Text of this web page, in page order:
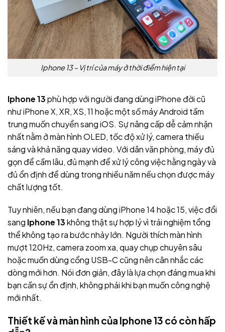
Iphone 13 – Vị trí của máy ở thời điểm hiện tại
Iphone 13phù hợp với người đang dùng iPhone đời cũ
như iPhone X, XR, XS, 11 hoặc một số máy Android tầm
trung muốn chuyển sang iOS. Sự nâng cấp dễ cảm nhận
nhất nằm ở màn hình OLED, tốc độ xử lý, camera thiếu
sáng và khả năng quay video. Với dân văn phòng, máy đủ
gọn để cầm lâu, đủ mạnh để xử lý công việc hằng ngày và
đủ ổn định để dùng trong nhiều năm nếu chọn được máy
chất lượng tốt.
Tuy nhiên, nếu bạn đang dùng iPhone 14 hoặc 15, việc đổi
sang Iphone 13không thật sự hợp lý vì trải nghiệm tổng
thể không tạo ra bước nhảy lớn. Người thích màn hình
mượt 120Hz, camera zoom xa, quay chụp chuyên sâu
hoặc muốn dùng cổng USB-C cũng nên cân nhắc các
dòng mới hơn. Nói đơn giản, đây là lựa chọn đáng mua khi
bạn cần sự ổn định, không phải khi bạn muốn công nghệ
mới nhất.
Thiết kế và màn hình của Iphone 13 có còn hấp